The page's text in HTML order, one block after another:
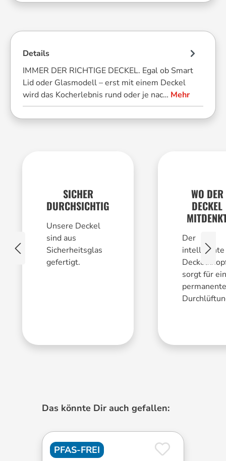
Details
IMMER DER RICHTIGE DECKEL. Egal ob Smart
Lid oder Glasmodell – erst mit einem Deckel
wird das Kocherlebnis rund oder je nac… Mehr
SICHER
DURCHSICHTIG
Unsere Deckel
sind aus
Sicherheitsglas
gefertigt.
WO DER
DECKEL
Der
intelligente
sorgt für
permanente
Produktgalerie überspringen
Das könnte Dir auch gefallen:
PFAS-FREI